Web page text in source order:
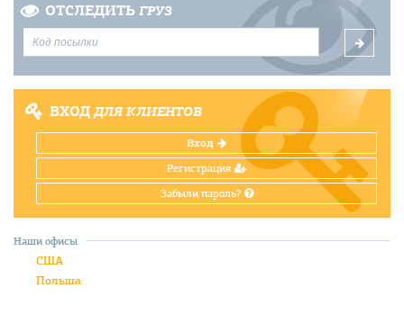
ОТСЛЕДИТЬ ГРУЗ
ВХОДДЛЯ КЛИЕНТОВ
Вход
Регистрация
Забыли пароль?
Наши офисы
США
Польша